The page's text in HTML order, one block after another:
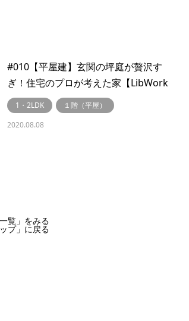
#010【平屋建】玄関の坪庭が贅沢す
ぎ！住宅のプロが考えた家【LibWork
～リブワーク～】
1・2LDK
１階（平屋）
2020.08.08
覧」 をみる
プ」 に戻る